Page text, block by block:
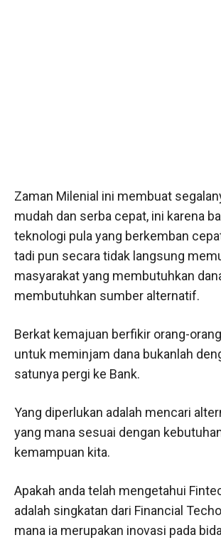
Zaman Milenial ini membuat
mudah dan serba cepat, ini karena
teknologi pula yang berkemban
tadi pun secara tidak langsung
masyarakat yang membutuhkan
membutuhkan sumber alternatif.
Berkat kemajuan berfikir orang-
untuk meminjam dana bukanlah
satunya pergi ke Bank.
Yang diperlukan adalah mencari
yang mana sesuai dengan
kemampuan kita.
Apakah anda telah mengetahui
adalah singkatan dari Financial
mana ia merupakan inovasi pada